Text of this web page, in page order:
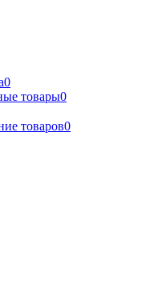
0
товары0
товаров0